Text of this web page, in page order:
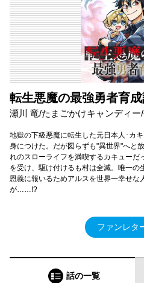
転生悪魔の最強勇者育
瀬川 竜/たまごかけキャンディー
地獄の下級悪魔に転生した元日本人･カ
身につけた。だが図らずも"異世界"へと
れのスローライフを満喫するカキューだ
を受け、駆け付けるも村は全滅。唯一の
恩義に報いるためアルスを世界一幸せな
が……!?
ファンレタ
話の一覧